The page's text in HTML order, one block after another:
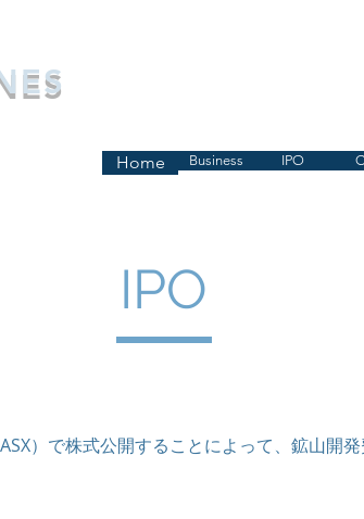
Home Business IPO
IPO
）で株式公開することによって、鉱山開発